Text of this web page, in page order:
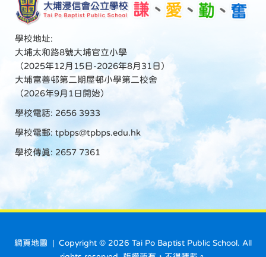
學校地址:
大埔太和路8號大埔官立小學
（2025年12月15日-2026年8月31日）
大埔富善邨第二期屋邨小學第二校舍
（2026年9月1日開始）
學校電話: 2656 3933
學校電郵: tpbps@tpbps.edu.hk
學校傳真: 2657 7361
網頁地圖 | Copyright © 2026 Tai Po Baptist Public School. All